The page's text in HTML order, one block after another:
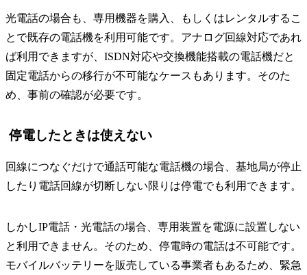
光電話の場合も、専用機器を購入、もしくはレンタルするこ
とで既存の電話機を利用可能です。アナログ回線対応であれ
ば利用できますが、ISDN対応や交換機能搭載の電話機だと
固定電話からの移行が不可能なケースもあります。そのた
め、事前の確認が必要です。
停電したときは使えない
回線につなぐだけで通話可能な電話機の場合、基地局が停止
したり電話回線が切断しない限りは停電でも利用できます。
しかしIP電話・光電話の場合、専用装置を電源に設置しない
と利用できません。そのため、停電時の電話は不可能です。
モバイルバッテリーを販売している事業者もあるため、緊急